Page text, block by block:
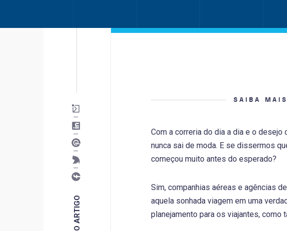
SAIBA MAIS
Com a correria do dia a dia e o
nunca sai de moda. E se dissermos
começou muito antes do esperado?
Sim, companhias aéreas e agências
aquela sonhada viagem em uma
planejamento para os viajantes,